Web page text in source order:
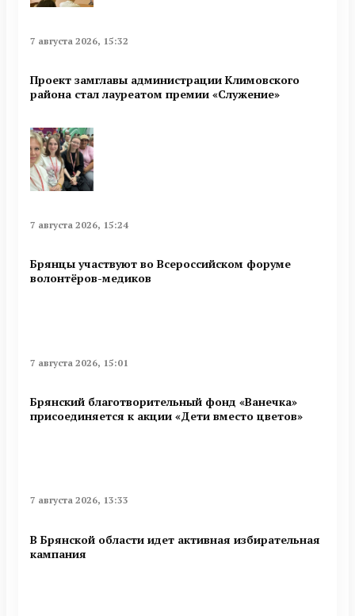
7 августа 2026, 15:32
Проект замглавы администрации Климовского
района стал лауреатом премии «Служение»
7 августа 2026, 15:24
Брянцы участвуют во Всероссийском форуме
волонтёров-медиков
7 августа 2026, 15:01
Брянский благотворительный фонд «Ванечка»
присоединяется к акции «Дети вместо цветов»
7 августа 2026, 13:33
В Брянской области идет активная избирательная
кампания